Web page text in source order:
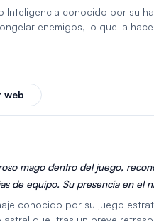
en una poderosa opción
Inteligencia conocido por su
enemigos, lo que la
Su combinación de
situaciones de combate.
web
mago dentro del juego,
de equipo. Su presencia en el
conocido por su juego